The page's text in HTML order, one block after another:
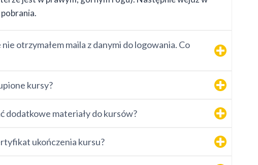
nie otrzymałem maila z danymi do logowania. Co
kursy?
dodatkowe materiały do kursów?
ukończenia kursu?